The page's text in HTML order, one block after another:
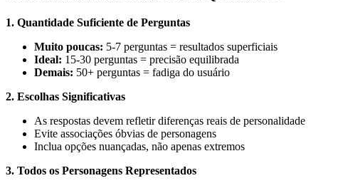
1. Quantidade Suficiente de Perguntas
Muito poucas: 5-7 perguntas = resultados superficiais
Ideal: 15-30 perguntas = precisão equilibrada
Demais: 50+ perguntas = fadiga do usuário
2. Escolhas Significativas
As respostas devem refletir diferenças reais de personalidade
Evite associações óbvias de personagens
Inclua opções nuançadas, não apenas extremos
3. Todos os Personagens Representados